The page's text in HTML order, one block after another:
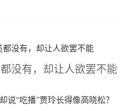
没有，却让人欲罢不能